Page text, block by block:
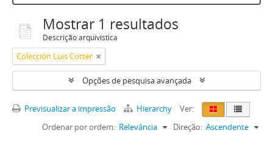
Mostrar 1 resultados
Descrição arquivística
Colección Luis Cotter
Opções de pesquisa avançada
Previsualizar a impressão Hierarchy
Ver:
Ordenar por ordem: Relevância Direção: Ascendente